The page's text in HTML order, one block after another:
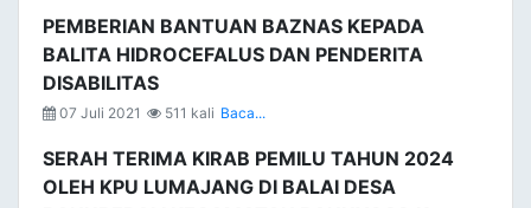
PEMBERIAN BANTUAN BAZNAS KEPADA
BALITA HIDROCEFALUS DAN PENDERITA
DISABILITAS
07 Juli 2021 511 kali Baca...
SERAH TERIMA KIRAB PEMILU TAHUN 2024
OLEH KPU LUMAJANG DI BALAI DESA